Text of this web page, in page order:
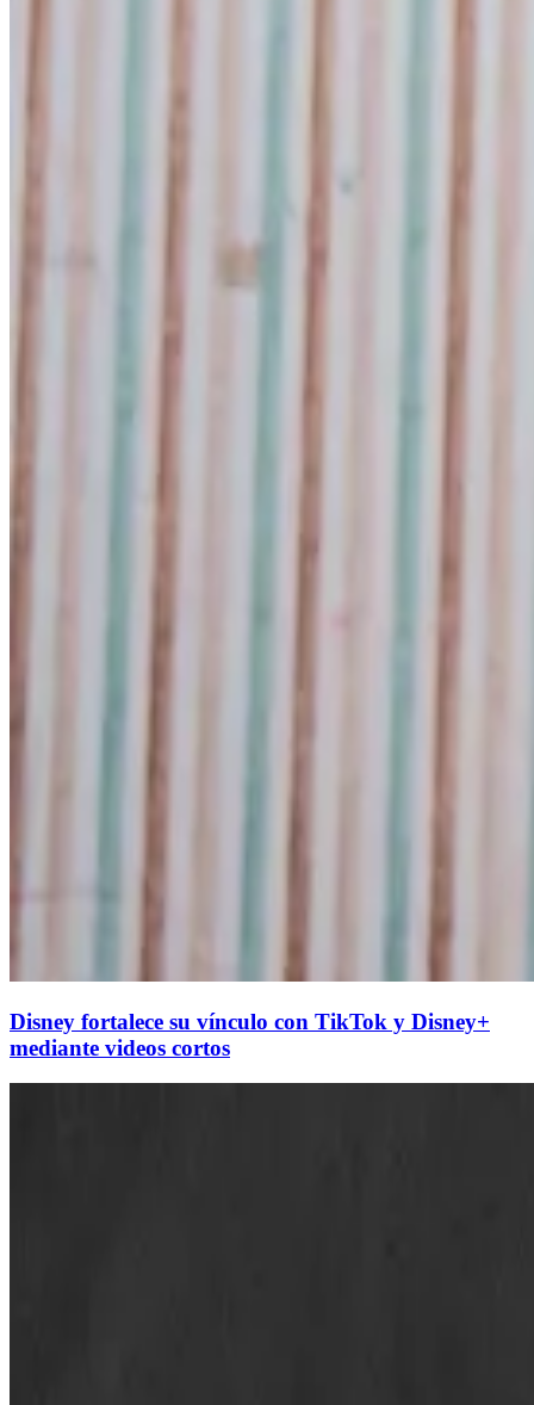
Disney fortalece su vínculo con TikTok y Disney+
mediante videos cortos